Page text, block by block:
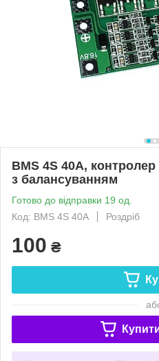
BMS 4S 40A,
з балансуванням
Готово до відправки 19 од.
Код: BMS 4S 40A
Роздріб
100 ₴